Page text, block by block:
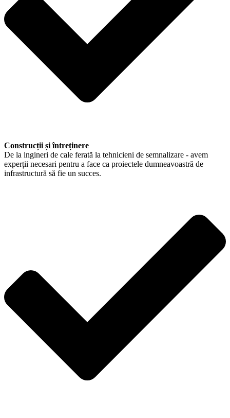
Construcții și întreținere
De la ingineri de cale ferată la tehnicieni de semnalizare - avem
experții necesari pentru a face ca proiectele dumneavoastră de
infrastructură să fie un succes.